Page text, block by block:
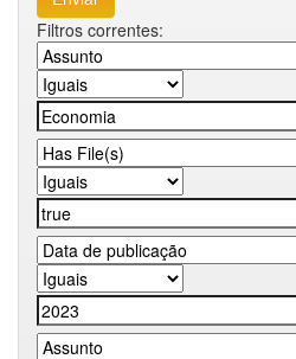
Filtros correntes: